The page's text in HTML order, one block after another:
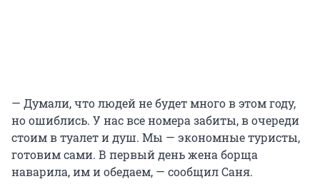
— Думали, что людей не будет много в этом году,
но ошиблись. У нас все номера забиты, в очереди
стоим в туалет и душ. Мы — экономные туристы,
готовим сами. В первый день жена борща
наварила, им и обедаем, — сообщил Саня.